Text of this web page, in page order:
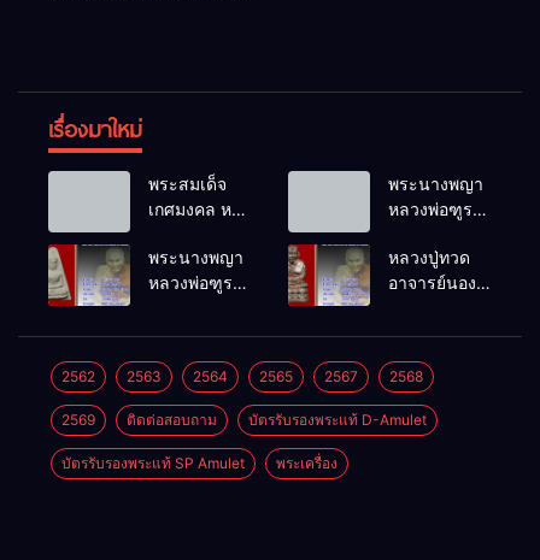
เรื่องมาใหม่
พระสมเด็จ
เกศมงคล หล
โพธิ์นิมิตร
พ.ศ.2512
พระนางพญา
หลวงพ่อฑูรย์
พ.ศ.2512
พระนางพญา
หลวงพ่อฑูรย์
พ.ศ.2512
หลวงปู่ทวด
อาจารย์นอง
พ.ศ.2541
2562 2563 2564 2565 2567 2568
2569 ติดต่อสอบถาม บัตรรับรองพระแท้ D-Amulet
บัตรรับรองพระแท้ SP Amulet พระเครื่อง